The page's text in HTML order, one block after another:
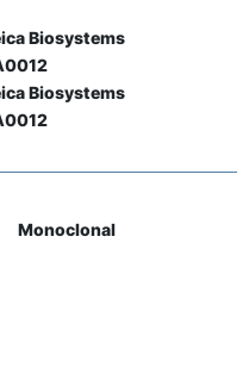
Biosystems
Biosystems
Monoclonal